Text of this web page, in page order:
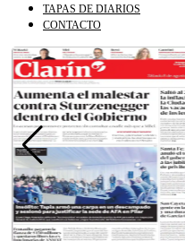
TAPAS DE DIARIOS
CONTACTO